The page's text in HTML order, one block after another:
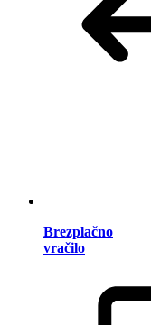
Brezplačno
vračilo